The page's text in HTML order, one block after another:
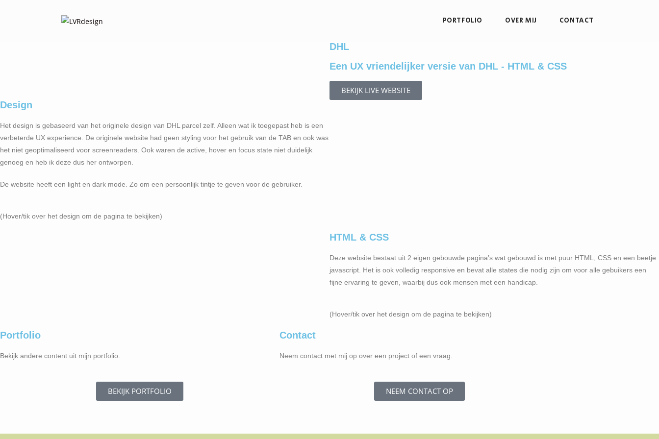
PORTFOLIO OVER MIJ CONTACT
DHL
Een UX vriendelijker versie van DHL - HTML & CSS
BEKIJK LIVE WEBSITE
Design
Het design is gebaseerd van het originele design van DHL parcel zelf. Alleen wat ik toegepast heb is een
verbeterde UX experience. De originele website had geen styling voor het gebruik van de TAB en ook was
het niet geoptimaliseerd voor screenreaders. Ook waren de active, hover en focus state niet duidelijk
genoeg en heb ik deze dus her ontworpen.
De website heeft een light en dark mode. Zo om een persoonlijk tintje te geven voor de gebruiker.
(Hover/tik over het design om de pagina te bekijken)
HTML & CSS
Deze website bestaat uit 2 eigen gebouwde pagina’s wat gebouwd is met puur HTML, CSS en een beetje
javascript. Het is ook volledig responsive en bevat alle states die nodig zijn om voor alle gebuikers een
fijne ervaring te geven, waarbij dus ook mensen met een handicap.
(Hover/tik over het design om de pagina te bekijken)
Portfolio
Bekijk andere content uit mijn portfolio.
BEKIJK PORTFOLIO
Contact
Neem contact met mij op over een project of een vraag.
NEEM CONTACT OP